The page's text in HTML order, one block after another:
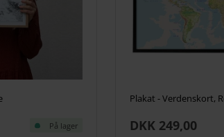
På lager
Plakat - Verdenskort,
DKK 249,00